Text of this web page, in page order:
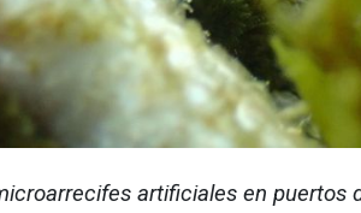
artificiales en puertos